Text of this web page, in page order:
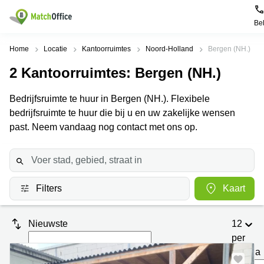
Bel
Huren / Verhuren
Productpagina's
Kantoorruimten
Business
Centers
Coworking
Spaces
Vergaderruimten
Virtueel
Kantoor
Bedrijfsruimte
Populaire
Alkmaar
Amsterdam
Amsterdam
Westpoort
Bergen
op
Breda
Populaire
Kantoorruimte
in Breda
huren
Bergen
op
Zoom
Kantoor
Tiel
Kantoor
huren
Help
Over ons
Huurprijs
Log in
Home Locatie Kantoorruimtes Noord-Holland Bergen (NH.)
2 Kantoorruimtes: Bergen (NH.)
Bedrijfsruimte te huur in Bergen (NH.). Flexibele
bedrijfsruimte te huur die bij u en uw zakelijke wensen
past. Neem vandaag nog contact met ons op.
Filters Kaart
Nieuwste
12
per
pagina